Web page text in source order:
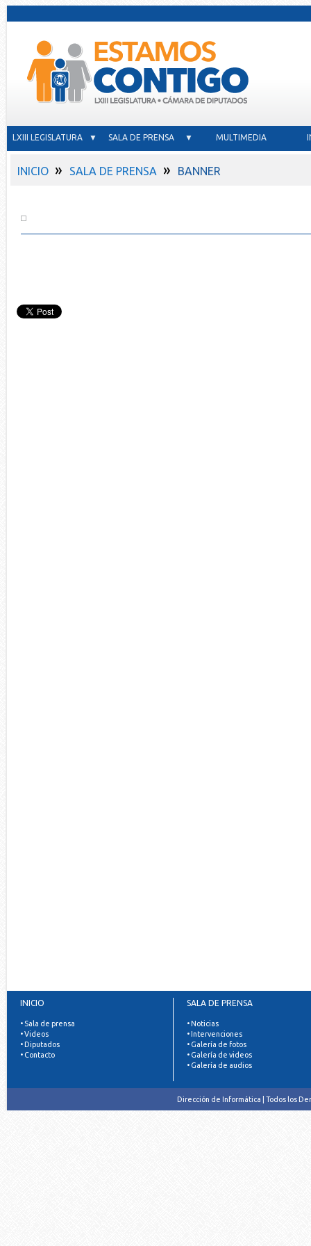
LXIII LEGISLATURA ▼ SALA DE PRENSA ▼ MULTIMEDIA
INICIO » SALA DE PRENSA » BANNER
INICIO
• Sala de prensa
• Videos
• Diputados
• Contacto
SALA DE PRENSA
• Noticias
• Intervenciones
• Galería de fotos
• Galería de videos
• Galería de audios
Dirección de Informática | Todos los